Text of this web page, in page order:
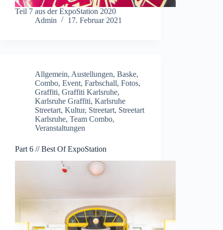
Teil 7 aus der ExpoStation 2020
Admin
17. Februar 2021
Allgemein, Austellungen, Baske,
Combo, Event, Farbschall, Fotos,
Graffiti, Graffiti Karlsruhe,
Karlsruhe Graffiti, Karlsruhe
Streetart, Kultur, Streetart, Streetart
Karlsruhe, Team Combo,
Veranstaltungen
Part 6 // Best Of ExpoStation